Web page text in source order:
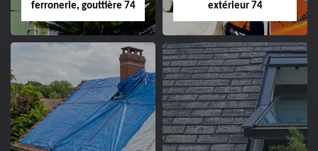
ferronerie, gouttière 74
extérieur 74